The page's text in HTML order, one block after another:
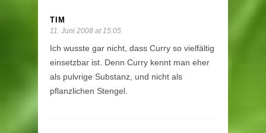
TIM
11. Juni 2008 at 15:05
Ich wusste gar nicht, dass Curry so vielfältig
einsetzbar ist. Denn Curry kennt man eher
als pulvrige Substanz, und nicht als
pflanzlichen Stengel.